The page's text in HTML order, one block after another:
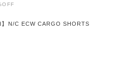
】N/C ECW CARGO SHORTS